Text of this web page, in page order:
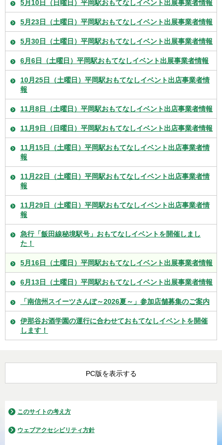
5月10日（日曜日）平岡駅おもてなしイベント出展事業者情報
5月23日（土曜日）平岡駅おもてなしイベント出展事業者情報
5月30日（土曜日）平岡駅おもてなしイベント出展事業者情報
6月6日（土曜日）平岡駅おもてなしイベント出展事業者情報
10月25日（土曜日）平岡駅おもてなしイベント出店事業者情
報
11月8日（土曜日）平岡駅おもてなしイベント出店事業者情報
11月9日（日曜日）平岡駅おもてなしイベント出店事業者情報
11月15日（土曜日）平岡駅おもてなしイベント出店事業者情
報
11月22日（土曜日）平岡駅おもてなしイベント出店事業者情
報
11月29日（土曜日）平岡駅おもてなしイベント出店事業者情
報
急行「飯田線秘境駅号」おもてなしイベントを開催しまし
た！
5月16日（土曜日）平岡駅おもてなしイベント出展事業者情報
6月13日（土曜日）平岡駅おもてなしイベント出展事業者情報
「南信州スイーツさんぽ～2026夏～」参加店舗募集のご案内
伊那谷お酒学園の運行に合わせておもてなしイベントを開催
します！
PC版を表示する
このサイトの考え方
ウェブアクセシビリティ方針